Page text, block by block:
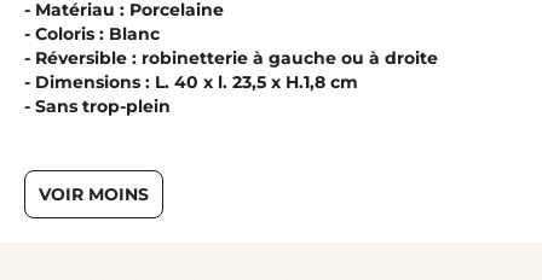
- Matériau : Porcelaine
- Coloris : Blanc
- Réversible : robinetterie à gauche ou à droite
- Dimensions : L. 40 x l. 23,5 x H.1,8 cm
- Sans trop-plein
VOIR MOINS